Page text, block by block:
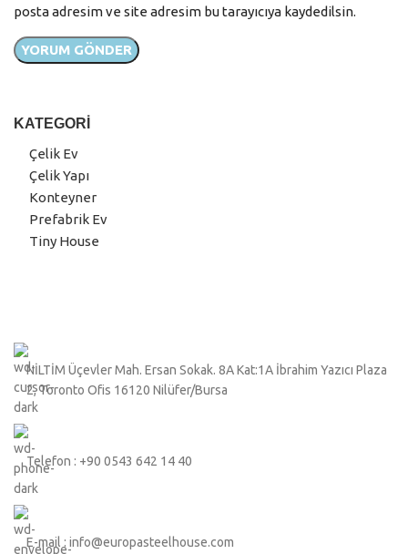
posta adresim ve site adresim bu tarayıcıya kaydedilsin.
KATEGORI
Çelik Ev
Çelik Yapı
Konteyner
Prefabrik Ev
Tiny House
NİLTİM Üçevler Mah. Ersan Sokak. 8A Kat:1A İbrahim Yazıcı Plaza
2, Toronto Ofis 16120 Nilüfer/Bursa
Telefon : +90 0543 642 14 40
E-mail : info@europasteelhouse.com